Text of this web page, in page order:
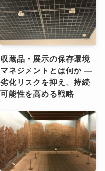
収蔵品・展示の保存環境
マネジメントとは何か ―
劣化リスクを抑え、持続
可能性を高める戦略